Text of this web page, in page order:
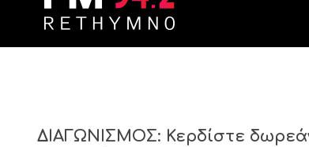
ΔΙΑΓΩΝΙΣΜΟΣ: Κερδίστε